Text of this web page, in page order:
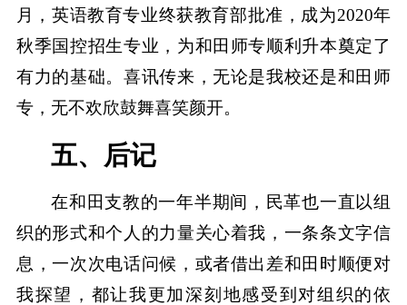
月，英语教育专业终获教育部批准，成为2020年
秋季国控招生专业，为和田师专顺利升本奠定了
有力的基础。喜讯传来，无论是我校还是和田师
专，无不欢欣鼓舞喜笑颜开。
五、后记
在和田支教的一年半期间，民革也一直以组
织的形式和个人的力量关心着我，一条条文字信
息，一次次电话问候，或者借出差和田时顺便对
我探望，都让我更加深刻地感受到对组织的依